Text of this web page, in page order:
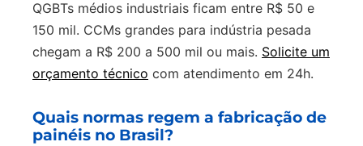
QGBTs médios industriais ficam entre R$ 50 e
150 mil. CCMs grandes para indústria pesada
chegam a R$ 200 a 500 mil ou mais. Solicite um
orçamento técnico com atendimento em 24h.
Quais normas regem a fabricação de
painéis no Brasil?